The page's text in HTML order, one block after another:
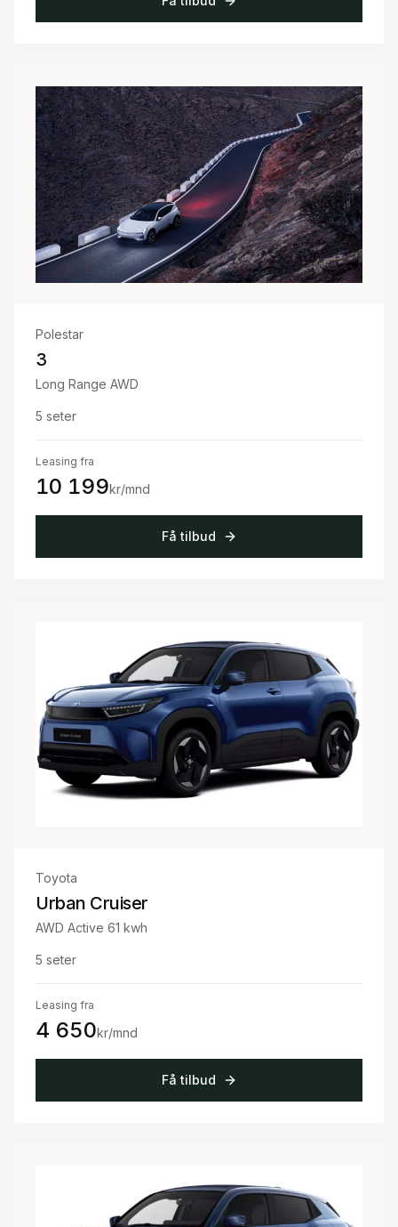
Polestar
3
Long Range AWD
5 seter
Leasing fra
10 199kr/mnd
Få tilbud
Toyota
Urban Cruiser
AWD Active 61 kwh
5 seter
Leasing fra
4 650kr/mnd
Få tilbud